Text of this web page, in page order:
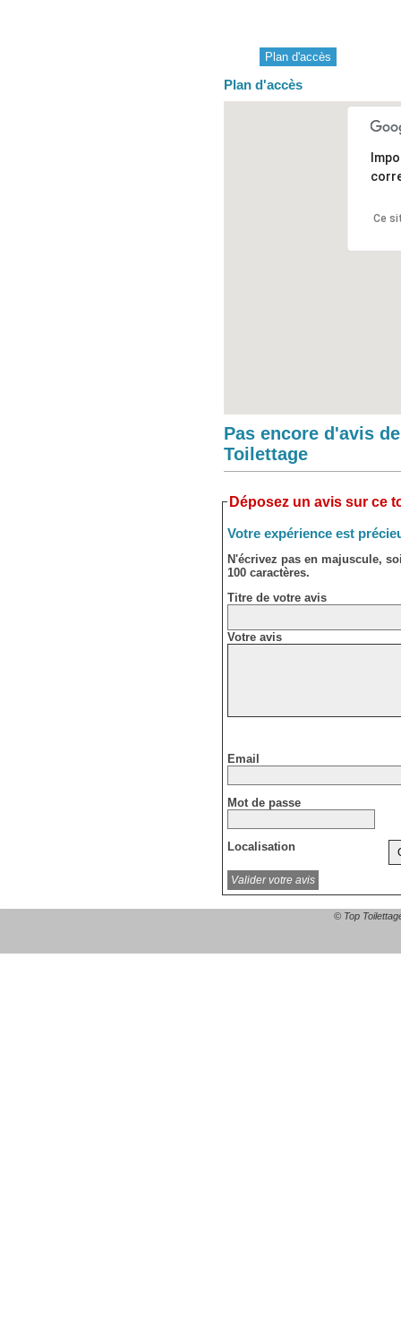
Plan d'accès
Plan d'accès
Ce
Pas encore d'avis
Toilettage
Déposez un avis sur ce
Votre expérience est
N'écrivez pas en majuscule,
100 caractères.
Titre de votre avis
Votre avis
Email
Mot de passe
Localisation
© Top